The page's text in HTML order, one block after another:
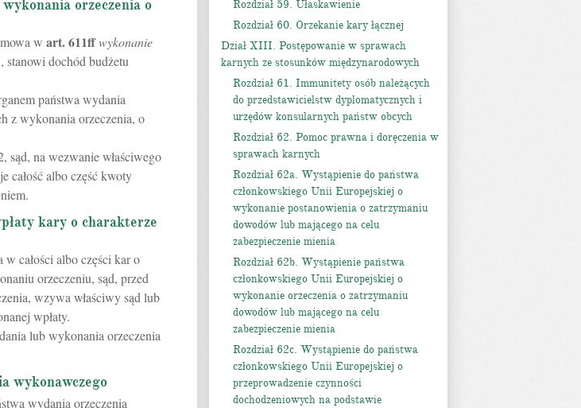
orzeczenia o
w art.611ffwykonanie
stanowi dochód budżetu
państwa wydania
z wykonania orzeczenia, o
na wezwanie właściwego
całość albo część kwoty
kary o charakterze
całości albo części kar o
orzeczeniu, sąd, przed
wzywa właściwy sąd lub
wpłaty.
lub wykonania orzeczenia
wykonawczego
wydania orzeczenia
Rozdział 59. Ułaskawienie
Rozdział 60. Orzekanie kary łącznej
Dział XIII. Postępowanie w sprawach
karnych ze stosunków międzynarodowych
Rozdział 61. Immunitety osób należących
do przedstawicielstw dyplomatycznych i
urzędów konsularnych państw obcych
Rozdział 62. Pomoc prawna i doręczenia w
sprawach karnych
Rozdział 62a. Wystąpienie do państwa
członkowskiego Unii Europejskiej o
wykonanie postanowienia o zatrzymaniu
dowodów lub mającego na celu
zabezpieczenie mienia
Rozdział 62b. Wystąpienie państwa
członkowskiego Unii Europejskiej o
wykonanie orzeczenia o zatrzymaniu
dowodów lub mającego na celu
zabezpieczenie mienia
Rozdział 62c. Wystąpienie do państwa
członkowskiego Unii Europejskiej o
przeprowadzenie czynności
dochodzeniowych na podstawie